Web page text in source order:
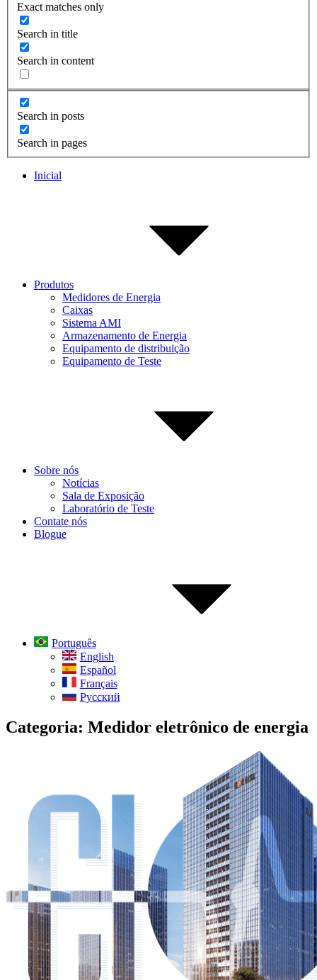
Exact matches only
Search in title
Search in content
Search in posts
Search in pages
Inicial
Produtos
Medidores de Energia
Caixas
Sistema AMI
Armazenamento de Energia
Equipamento de distribuição
Equipamento de Teste
Sobre nós
Notícias
Sala de Exposição
Laboratório de Teste
Contate nós
Blogue
Português
English
Español
Français
Русский
Categoria: Medidor eletrônico de energia